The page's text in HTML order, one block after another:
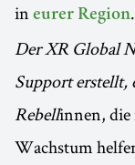
in eurer Region
Der XR Global
Support
Rebellinnen, die
Wachstum